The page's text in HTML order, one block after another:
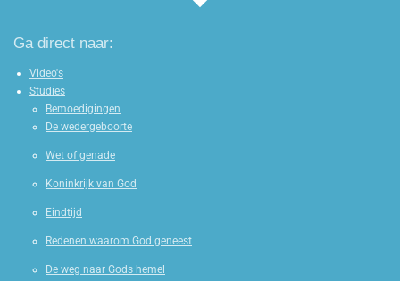
Ga direct naar:
Video's
Studies
Bemoedigingen
De wedergeboorte
Wet of genade
Koninkrijk van God
Eindtijd
Redenen waarom God geneest
De weg naar Gods hemel